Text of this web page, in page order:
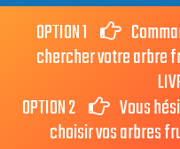
OPTION 1
chercher votre arbre
OPTION 2
Vous
choisir vos arbres